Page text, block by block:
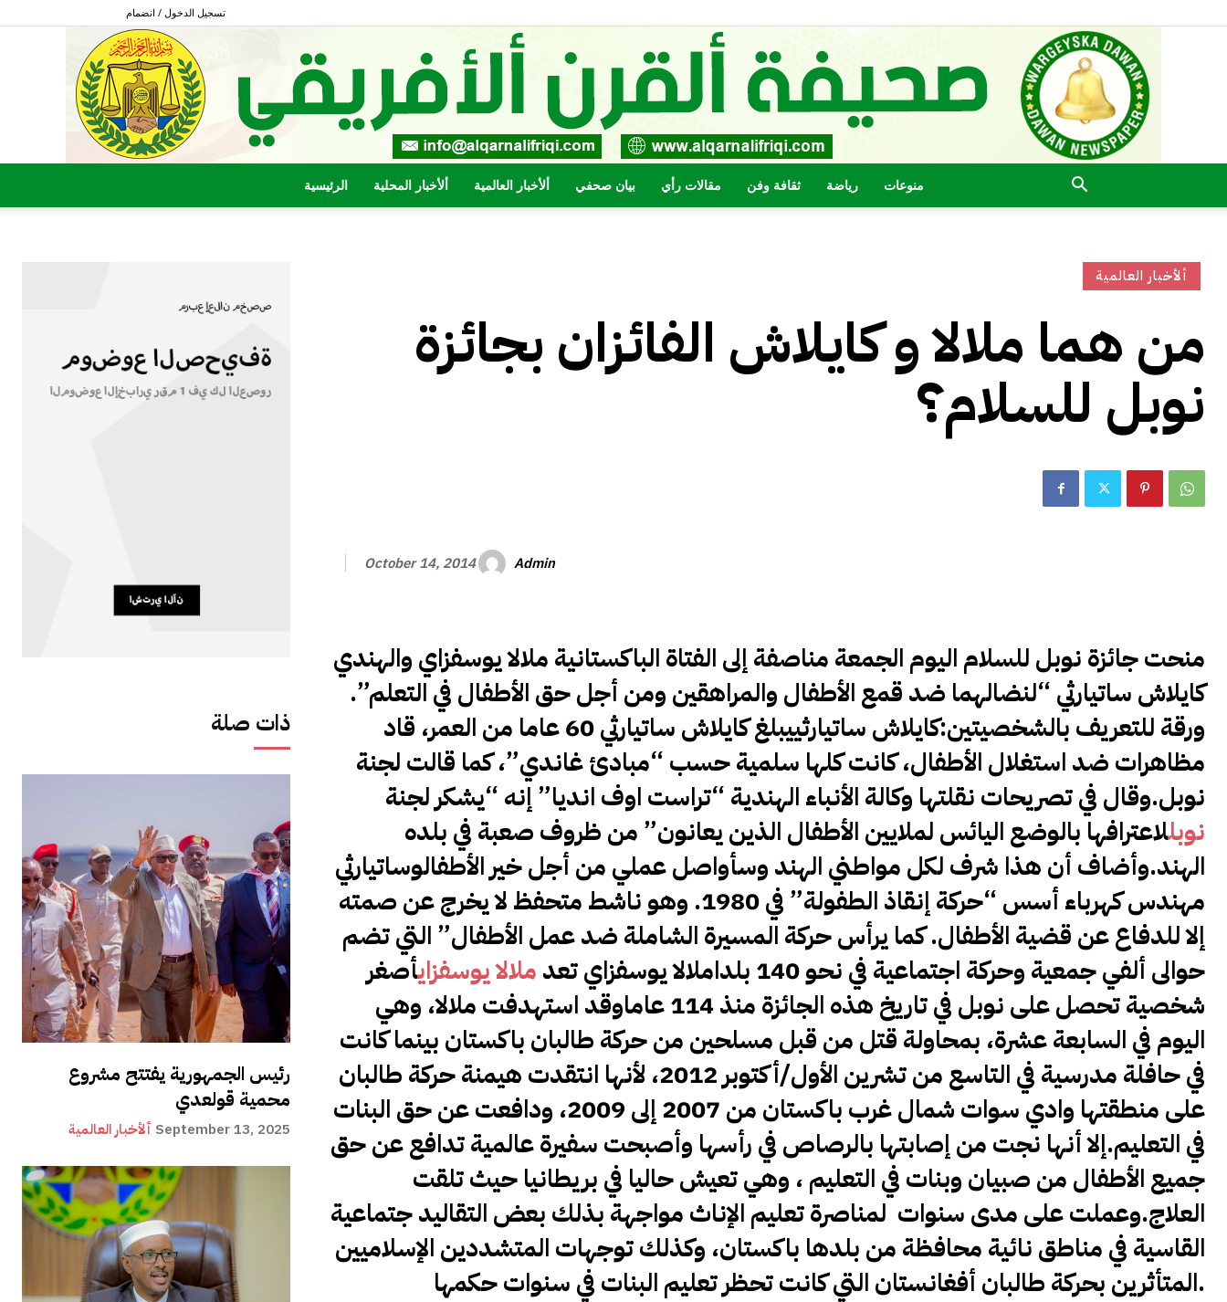
تسجيل الدخول / انضمام
القرن
الرئيسية ألأخبار المحلية ألأخبار العالمية بيان صحفي مقالات رأي ثقافة وفن رياضة منوعات
ذات صلة
رئيس الجمهورية يفتتح مشروع
محمية قولعدي
ألأخبار العالمية September 13, 2025
ألأخبار العالمية
من هما ملالا و كايلاش الفائزان بجائزة
نوبل للسلام؟
October 14, 2014 Admin
منحت جائزة نوبل للسلام اليوم الجمعة مناصفة إلى الفتاة الباكستانية ملالا يوسفزاي والهندي
كايلاش ساتيارثي “لنضالهما ضد قمع الأطفال والمراهقين ومن أجل حق الأطفال في التعلم”.
ورقة للتعريف بالشخصيتين:كايلاش ساتيارثي
يبلغ كايلاش ساتيارثي 60 عاما من العمر، قاد
مظاهرات ضد استغلال الأطفال، كانت كلها سلمية حسب “مبادئ غاندي”، كما قالت لجنة
نوبل.وقال في تصريحات نقلتها وكالة الأنباء الهندية “تراست اوف انديا” إنه “يشكر لجنة
نوبللاعترافها بالوضع اليائس لملايين الأطفال الذين يعانون” من ظروف صعبة في بلده
الهند.وأضاف أن هذا شرف لكل مواطني الهند وسأواصل عملي من أجل خير الأطفالوساتيارثي
مهندس كهرباء أسس “حركة إنقاذ الطفولة” في 1980. وهو ناشط متحفظ لا يخرج عن صمته
إلا للدفاع عن قضية الأطفال. كما يرأس حركة المسيرة الشاملة ضد عمل الأطفال” التي تضم
حوالى ألفي جمعية وحركة اجتماعية في نحو 140 بلدا
ملالايوسفزايتعد ملالا يوسفزايأصغر
شخصية تحصل على نوبل في تاريخ هذه الجائزة منذ 114 عاماوقد استهدفت ملالا، وهي
اليوم في السابعة عشرة، بمحاولة قتل من قبل مسلحين من حركة طالبان باكستان بينما كانت
في حافلة مدرسية في التاسع من تشرين الأول/أكتوبر 2012، لأنها انتقدت هيمنة حركة طالبان
على منطقتها وادي سوات شمال غرب باكستان من 2007 إلى 2009، ودافعت عن حق البنات
في التعليم.إلا أنها نجت من إصابتها بالرصاص في رأسها وأصبحت سفيرة عالمية تدافع عن حق
جميع الأطفال من صبيان وبنات في التعليم ، وهي تعيش حاليا في بريطانيا حيث تلقت
العلاج.وعملت على مدى سنوات لمناصرة تعليم الإناث مواجهة بذلك بعض التقاليد جتماعية
القاسية في مناطق نائية محافظة من بلدها باكستان، وكذلك توجهات المتشددين الإسلاميين
المتأثرين بحركة طالبان أفغانستان التي كانت تحظر تعليم البنات في سنوات حكمها.